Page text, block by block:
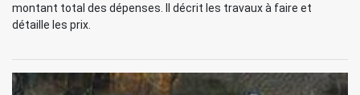
montant total des dépenses. Il décrit les travaux à faire et
détaille les prix.